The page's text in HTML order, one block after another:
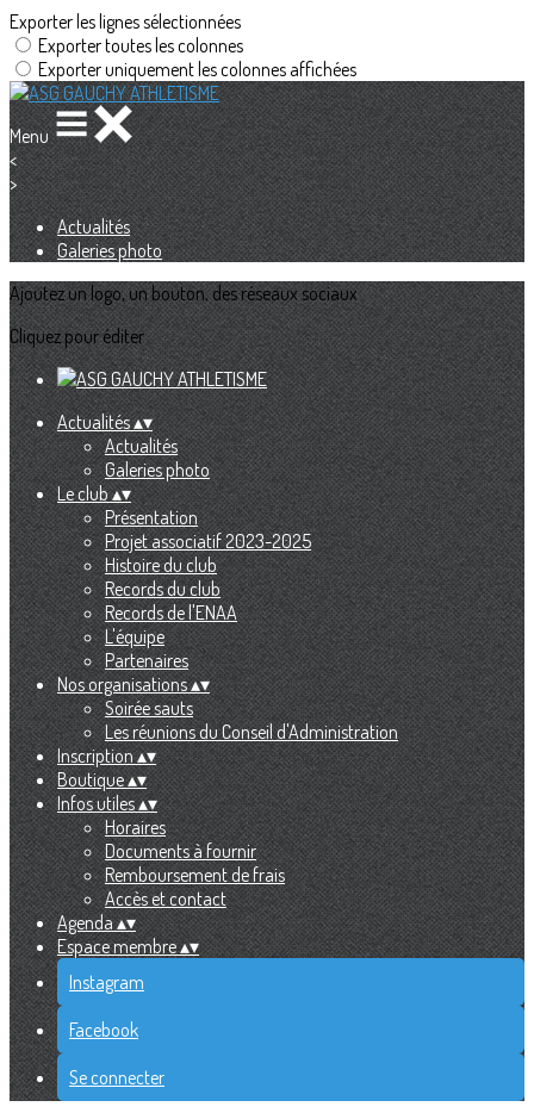
Exporter les lignes sélectionnées
Exporter toutes les colonnes
Exporter uniquement les colonnes affichées
Menu
<
>
Actualités
Galeries photo
Ajoutez un logo, un bouton, des réseaux sociaux
Cliquez pour éditer
Actualités▴▾
Actualités
Galeries photo
Le club▴▾
Présentation
Projet associatif 2023-2025
Histoire du club
Records du club
Records de l'ENAA
L'équipe
Partenaires
Nos organisations▴▾
Soirée sauts
Les réunions du Conseil d'Administration
Inscription▴▾
Boutique▴▾
Infos utiles▴▾
Horaires
Documents à fournir
Remboursement de frais
Accès et contact
Agenda▴▾
Espace membre▴▾
Instagram
Facebook
Se connecter